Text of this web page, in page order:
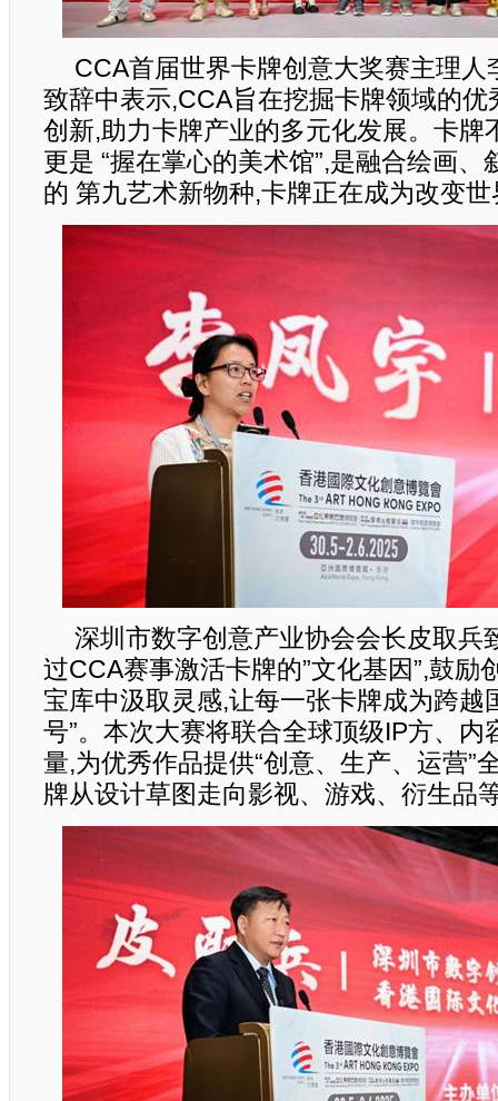
CCA首届世界卡牌创意大奖赛主理人
致辞中表示,CCA旨在挖掘卡牌领域的优
创新,助力卡牌产业的多元化发展。卡牌
更是 “握在掌心的美术馆”,是融合绘画、
的 第九艺术新物种,卡牌正在成为改变
深圳市数字创意产业协会会长皮取兵
过CCA赛事激活卡牌的”文化基因”,鼓励
宝库中汲取灵感,让每一张卡牌成为跨越
号”。本次大赛将联合全球顶级IP方、内
量,为优秀作品提供“创意、生产、运营”
牌从设计草图走向影视、游戏、衍生品